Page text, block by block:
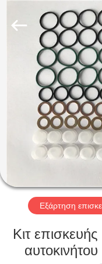
ΣΠΊΤΙ
ΠΡΟΪΌΝΤΑ
ΒΊΝΤΕΟ
ΠΕΡΊΠΟΥ
ΕΜΕΊΣ
ΓΎΡΟΣ
Trade
Co.,Ltd.
Εξάρτηση
Κιτ